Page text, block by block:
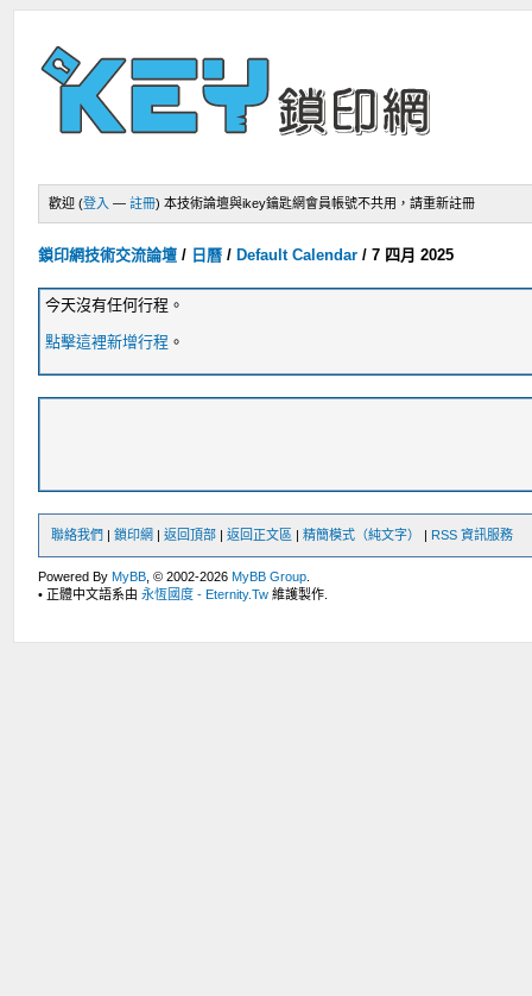
歡迎 (登入 —註冊) 本技術論壇與ikey鑰匙網會員帳號不共用，請重新註冊
鎖印網技術交流論壇 / 日曆 / Default Calendar /7 四月 2025
今天沒有任何行程。
點擊這裡新增行程 。
聯絡我們 |鎖印網 |返回頂部 |返回正文區 |精簡模式（純文字） | RSS 資訊服務
Powered ByMyBB , © 2002-2026MyBB Group
• 正體中文語系由永恆國度 - Eternity.Tw 維護製作.